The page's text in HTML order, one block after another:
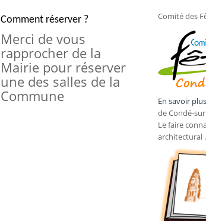
Comment réserver ?
Merci de vous
rapprocher de la
Mairie pour réserver
une des salles de la
Commune
Comité des
En savoir
de Condé-
Le faire
architectural